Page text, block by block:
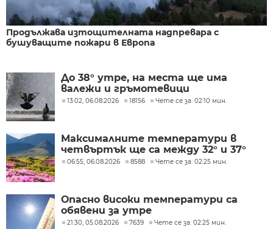
Продължава изтощителната надпревара с
бушуващите пожари в Европа
До 38° утре, на места ще има
валежи и гръмотевици
13:02, 06.08.2026 18156 Чете се за: 02:10 мин.
Максималните температури в
четвъртък ще са между 32° и 37°
06:55, 06.08.2026 8588 Чете се за: 02:25 мин.
Опасно високи температури са
обявени за утре
21:30, 05.08.2026 7639 Чете се за: 02:25 мин.